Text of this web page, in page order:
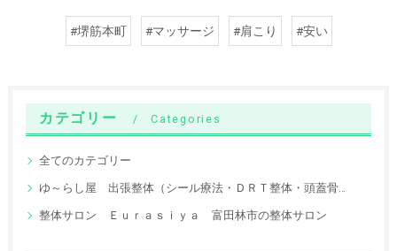
#堺筋本町 #マッサージ #肩こり #安い
カテゴリー Categories
全てのカテゴリー
ゆ～らし屋 出張整体（シール療法・ＤＲＴ整体・頭蓋骨調整）
整体サロン Ｅｕｒａｓｉｙａ 富田林市の整体サロン